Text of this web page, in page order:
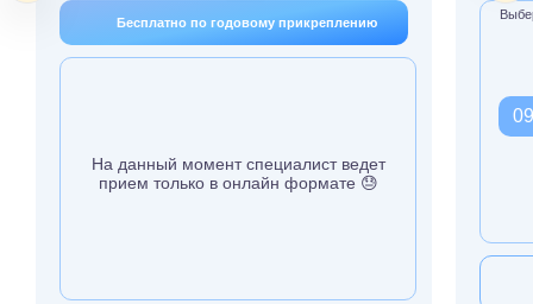
Бесплатно по годовому прикреплению
На данный момент специалист ведет
прием только в онлайн формате 😓